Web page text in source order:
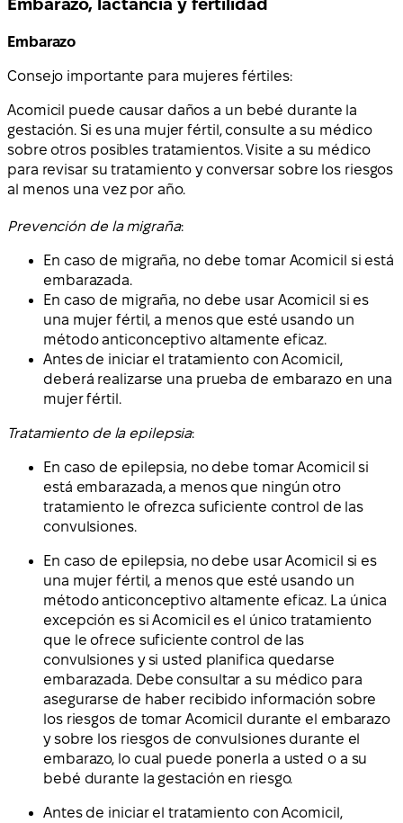
Embarazo, lactancia y fertilidad
Embarazo
Consejo importante para mujeres fértiles:
Acomicil puede causar daños a un bebé durante la
gestación. Si es una mujer fértil, consulte a su médico
sobre otros posibles tratamientos. Visite a su médico
para revisar su tratamiento y conversar sobre los riesgos
al menos una vez por año.
Prevención de la migraña:
En caso de migraña, no debe tomar Acomicil si está
embarazada.
En caso de migraña, no debe usar Acomicil si es
una mujer fértil, a menos que esté usando un
método anticonceptivo altamente eficaz.
Antes de iniciar el tratamiento con Acomicil,
deberá realizarse una prueba de embarazo en una
mujer fértil.
Tratamiento de la epilepsia:
En caso de epilepsia, no debe tomar Acomicil si
está embarazada, a menos que ningún otro
tratamiento le ofrezca suficiente control de las
convulsiones.
En caso de epilepsia, no debe usar Acomicil si es
una mujer fértil, a menos que esté usando un
método anticonceptivo altamente eficaz. La única
excepción es si Acomicil es el único tratamiento
que le ofrece suficiente control de las
convulsiones y si usted planifica quedarse
embarazada. Debe consultar a su médico para
asegurarse de haber recibido información sobre
los riesgos de tomar Acomicil durante el embarazo
y sobre los riesgos de convulsiones durante el
embarazo, lo cual puede ponerla a usted o a su
bebé durante la gestación en riesgo.
Antes de iniciar el tratamiento con Acomicil,